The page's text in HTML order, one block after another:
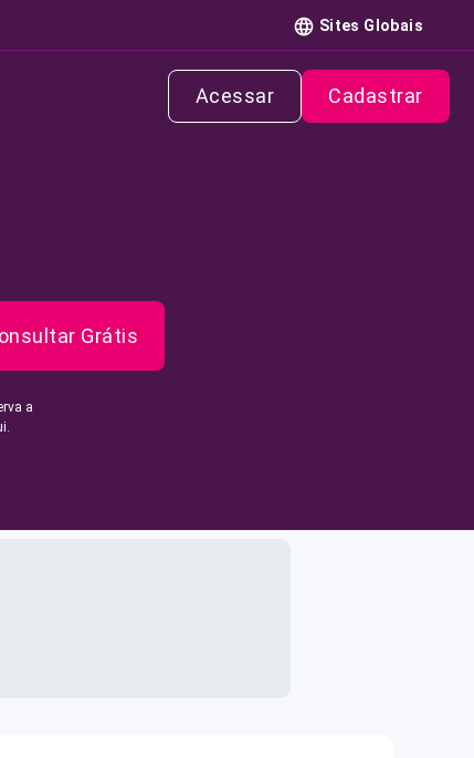
Sites Globais
Acessar Cadastrar
Grátis
a